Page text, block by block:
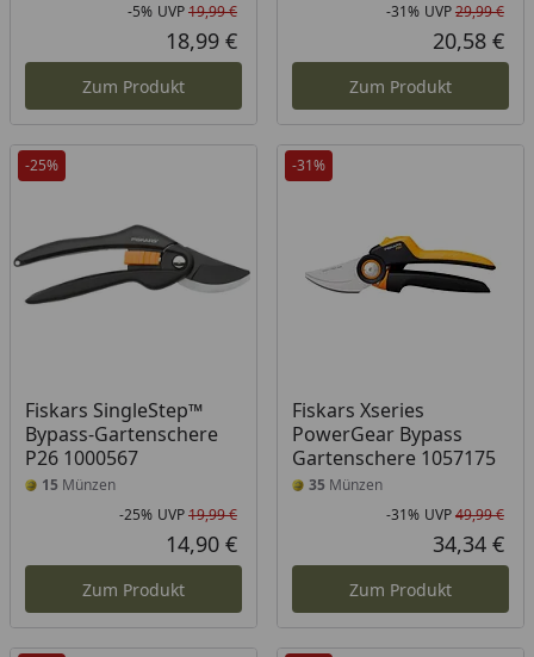
Rabatt in Prozent
-5%
Ursprünglicher Preis
UVP19,99 €
Aktueller Preis
18,99 €
Zum Produkt
-31% UVP29,99 €
20,58 €
Zum Produkt
-25%
Fiskars SingleStep™
Bypass-Gartenschere
P26 1000567
15 Münzen
Rabatt in Prozent
-25%
Ursprünglicher Preis
UVP19,99 €
Aktueller Preis
14,90 €
Zum Produkt
-31%
Fiskars Xseries
PowerGear Bypass
Gartenschere 1057175
35 Münzen
-31% UVP49,99 €
34,34 €
Zum Produkt